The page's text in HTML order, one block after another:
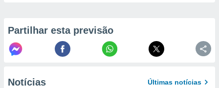
da
Partilhar esta previsão
Notícias Últimas notícias